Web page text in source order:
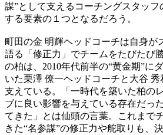
謀”として支えるコーチングスタッ
する要素の１つとなるだろう。
町田の金 明輝ヘッドコーチは自身が
語る「修正力」でチームをたびたび
の柏は、2010年代前半の“黄金期”に
いた栗澤 僚一ヘッドコーチと大谷
支えている。「一時代を築いた柏の
ブに良い影響を与えている存在だっ
てきた」とは仙頭の言葉。これまで
きた“名参謀”の修正力や舵取りも、